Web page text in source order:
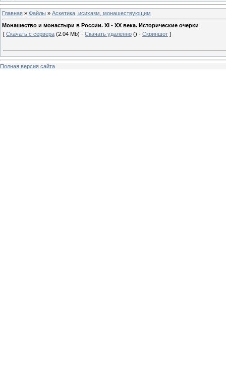
Главная » Файлы » Аскетика, исихазм, монашествующим
Монашество и монастыри в России. XI - XX века. Исторические очерки
[ Скачать с сервера (2.04 Mb) · Скачать удаленно () · Скриншот ]
Полная версия сайта